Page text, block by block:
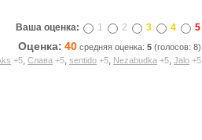
Ваша оценка: 1 2 3 4 5
Оценка: 40 средняя оценка: 5 (голосов: 8)
+5, Слава +5, sentido +5, Nezabudka +5, Jalo +5